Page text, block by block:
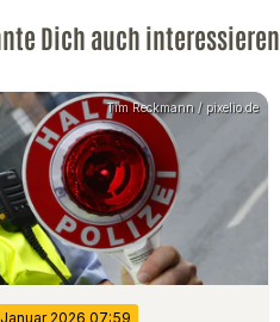
Dich auch interessieren
Tim Reckmann / pixelio.de
2026 07:59